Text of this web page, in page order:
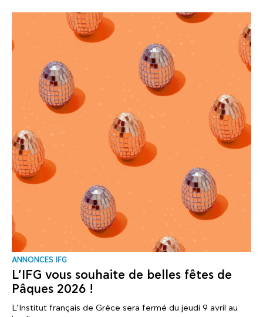
ANNONCES IFG
L’IFG vous souhaite de belles fêtes de
Pâques 2026 !
L’Institut français de Grèce sera fermé du jeudi 9 avril au